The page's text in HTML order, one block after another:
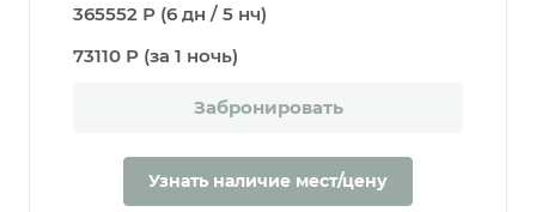
365552 Р (6 дн / 5 нч)
73110 Р (за 1 ночь)
Забронировать
Узнать наличие мест/цену